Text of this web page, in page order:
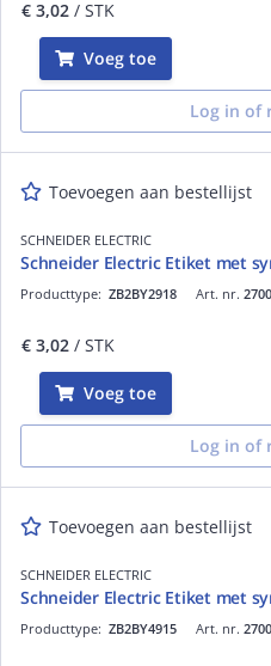
€ 3,02 / STK
Voeg toe
Log in of
Toevoegen aan bestellijst
SCHNEIDER ELECTRIC
Schneider Electric Etiket met
Art. nr.
Producttype: ZB2BY2918
€ 3,02 / STK
Voeg toe
Log in of
Toevoegen aan bestellijst
SCHNEIDER ELECTRIC
Schneider Electric Etiket met
Art. nr.
Producttype: ZB2BY4915